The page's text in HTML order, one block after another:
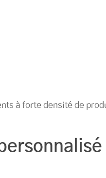
à forte densité de